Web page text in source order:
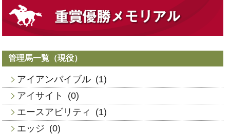
管理馬一覧（現役）
アイアンバイブル (1)
アイサイト
(0)
エースアビリティ
(1)
エッジ (0)